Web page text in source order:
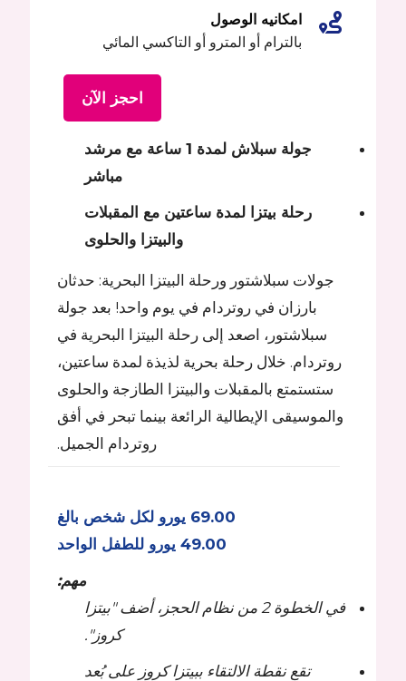
امكانيه الوصول
بالترام أو المترو أو التاكسي المائي
احجز الآن
جولة سبلاش لمدة 1 ساعة مع مرشد
مباشر
رحلة بيتزا لمدة ساعتين مع المقبلات
والبيتزا والحلوى
جولات سبلاشتور ورحلة البيتزا البحرية: حدثان
بارزان في روتردام في يوم واحد! بعد جولة
سبلاشتور، اصعد إلى رحلة البيتزا البحرية في
روتردام. خلال رحلة بحرية لذيذة لمدة ساعتين،
ستستمتع بالمقبلات والبيتزا الطازجة والحلوى
والموسيقى الإيطالية الرائعة بينما تبحر في أفق
روتردام الجميل.
69.00 يورو لكل شخص بالغ
49.00 يورو للطفل الواحد
مهم:
في الخطوة 2 من نظام الحجز، أضف "بيتزا
كروز".
تقع نقطة الالتقاء ببيتزا كروز على بُعد